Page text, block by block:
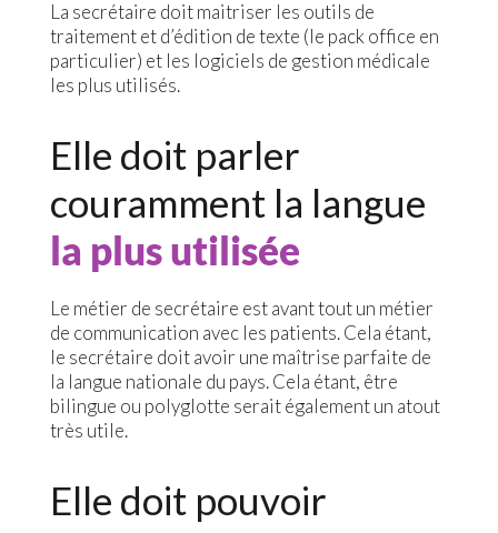
La secrétaire doit maitriser les outils de
traitement et d’édition de texte (le pack office en
particulier) et les logiciels de gestion médicale
les plus utilisés.
Elle doit parler
couramment la langue
la plus utilisée
Le métier de secrétaire est avant tout un métier
de communication avec les patients. Cela étant,
le secrétaire doit avoir une maîtrise parfaite de
la langue nationale du pays. Cela étant, être
bilingue ou polyglotte serait également un atout
très utile.
Elle doit pouvoir